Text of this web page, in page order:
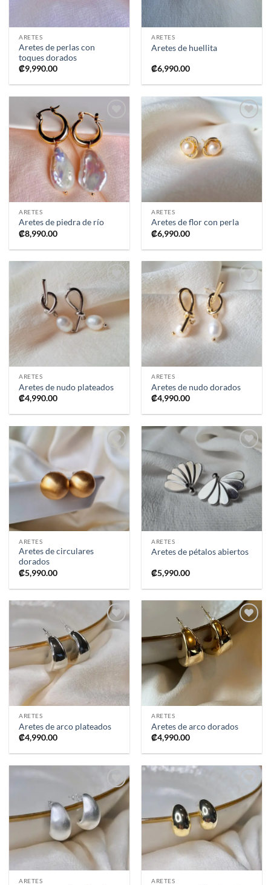
ARETES
Aretes de perlas con
toques dorados
₡9,990.00
ARETES
Aretes de huellita
₡6,990.00
Añadir
a la
lista de
deseos
ARETES
Aretes de piedra de río
₡8,990.00
Añadir
ARETES
Aretes de flor con perla
₡6,990.00
Añadir
a la
deseos
ARETES
Aretes de nudo plateados
₡4,990.00
Añadir
ARETES
Aretes de nudo dorados
₡4,990.00
Añadir
a la
lista de
deseos
ARETES
Aretes de circulares
dorados
₡5,990.00
lista de
deseos
ARETES
Aretes de pétalos abiertos
₡5,990.00
Añadir
a la
lista de
ARETES
Aretes de arco plateados
₡4,990.00
Añadir
ARETES
Aretes de arco dorados
₡4,990.00
Añadir
a la
lista de
deseos
ARETES
Añadir
a la
lista de
deseos
ARETES